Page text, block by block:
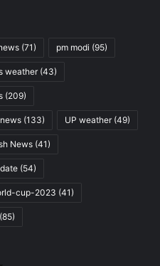
(71) pm modi (95)
weather(43)
(209)
(133) UP weather(49)
News (41)
(54)
cup-2023 (41)